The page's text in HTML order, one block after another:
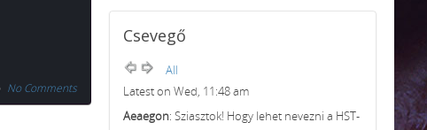
No Comments
Csevegő
All
Latest on Wed, 11:48 am
Aeaegon: Sziasztok! Hogy lehet nevezni a HST-